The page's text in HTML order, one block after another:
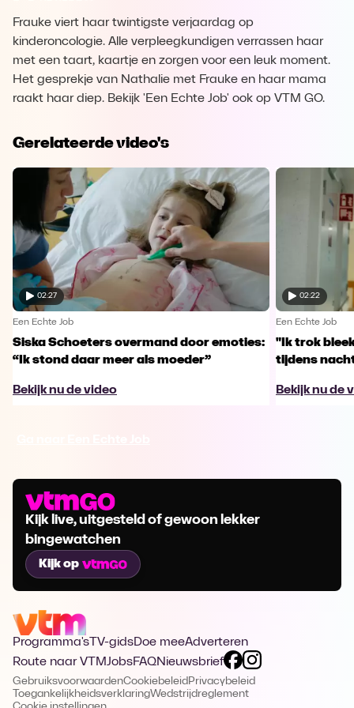
Frauke viert haar twintigste verjaardag op
kinderoncologie. Alle verpleegkundigen verrassen haar
met een taart, kaartje en zorgen voor een leuk moment.
Het gesprekje van Nathalie met Frauke en haar mama
raakt haar diep. Bekijk 'Een Echte Job' ook op VTM GO.
Gerelateerde video's
02:27
Een Echte Job
Siska Schoeters overmand door emoties:
“Ik stond daar meer als moeder”
Bekijk nu de video
02:22
Een Echte Job
"Ik trok
tijdens
Bekijk nu de
Kijk live, uitgesteld of gewoon lekker
bingewatchen
Kijk op
Programma's TV-gidsDoe meeAdverteren
Route naar VTMJobsFAQNieuwsbrief
GebruiksvoorwaardenCookiebeleid Privacybeleid
ToegankelijkheidsverklaringWedstrijdreglement